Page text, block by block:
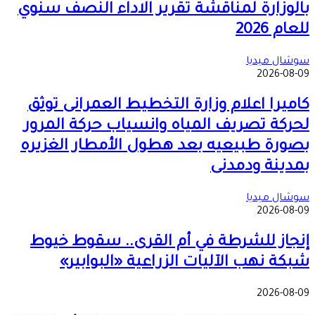
بالوزارة لمناقشة تقرير الاداء النصف سنوي
للعام 2026
سوشال ميديا
2026-08-09
كاميرا اعلام وزارة التخطيط العمرانى توثق
لحركة تصريف المياه وانسياب حركة المرور
بصورة طبيعيه بعد هطول الأمطار الغزيره
بمدينة ودمدنى
سوشال ميديا
2026-08-09
إنجاز للشرطة في أم القرى.. سقوط خيوط
شبكة نهب الآليات الزراعية «البوابير»
2026-08-09